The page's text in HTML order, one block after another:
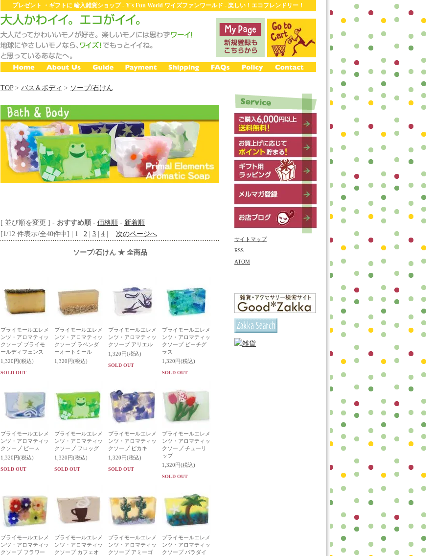
プレゼント ・ギフトに 輸入雑貨ショップ - Y's Fun World ワイズファンワールド - 楽しい！エコフレンドリー！
TOP> バス＆ボディ > ソープ/石けん
[ 並び順を変更 ] - おすすめ順 - 価格順 - 新着順
[1/12 件表示/全40件中] | 1 | 2 | 3 | 4 | 次のページへ
ソープ/石けん ★ 全商品
プライモールエレメ
ンツ・アロマティッ
クソープ プライモ
ールディフェンス
1,320円(税込)
SOLD OUT
プライモールエレメ
ンツ・アロマティッ
クソープ ラベンダ
ーオートミール
1,320円(税込)
プライモールエレメ
ンツ・アロマティッ
クソープ アリエル
1,320円(税込)
SOLD OUT
プライモールエレメ
ンツ・アロマティッ
クソープ ビーチグ
ラス
1,320円(税込)
SOLD OUT
プライモールエレメ
ンツ・アロマティッ
クソープ ピース
1,320円(税込)
SOLD OUT
プライモールエレメ
ンツ・アロマティッ
クソープ フロッグ
1,320円(税込)
SOLD OUT
プライモールエレメ
ンツ・アロマティッ
クソープ ピカキ
1,320円(税込)
SOLD OUT
プライモールエレメ
ンツ・アロマティッ
クソープ チューリ
ップ
1,320円(税込)
SOLD OUT
プライモールエレメ
ンツ・アロマティッ
クソープ フラワー
プライモールエレメ
ンツ・アロマティッ
クソープ カフェオ
プライモールエレメ
ンツ・アロマティッ
クソープ アミーゴ
プライモールエレメ
ンツ・アロマティッ
クソープ パラダイ
サイトマップ
RSS
ATOM